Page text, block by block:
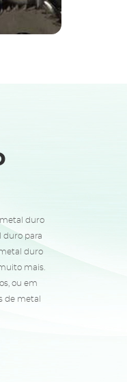
duro
duro para
duro
mais.
ou em
de metal